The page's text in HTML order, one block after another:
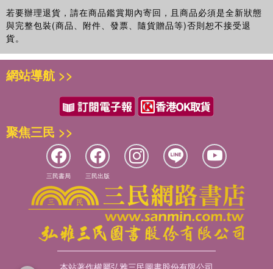
若要辦理退貨，請在商品鑑賞期內寄回，且商品必須是全新狀態
與完整包裝(商品、附件、發票、隨貨贈品等)否則恕不接受退
貨。
網站導航 >>
聚焦三民 >>
三民書局 三民出版
本站著作權屬弘雅三民圖書股份有限公司